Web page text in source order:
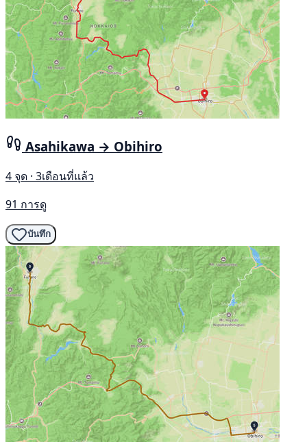
Asahikawa → Obihiro
4 จุด · 3เดือนที่แล้ว
91 การดู
บันทึก